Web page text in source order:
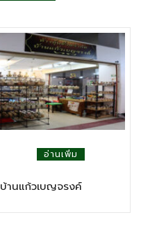
อ่านเพิ่ม
บ้านแก้วเบญจรงค์